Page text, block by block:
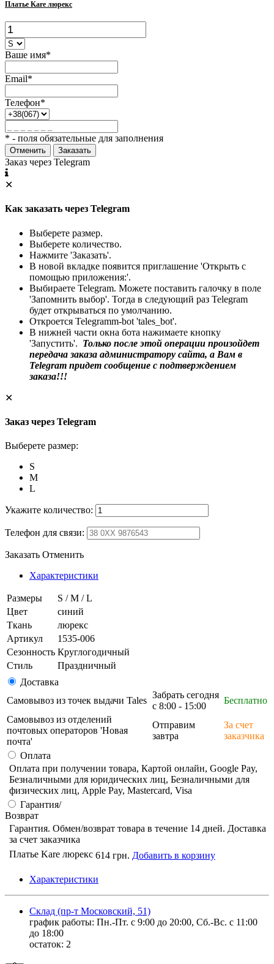
Платье Kare люрекс
Ваше имя*
Email*
Телефон*
* - поля обязательные для заполнения
Отменить Заказать
Заказ через Telegram
✕
Как заказать через Telegram
Выберете размер.
Выберете количество.
Нажмите 'Заказать'.
В новой вкладке появится приглашение 'Открыть с
помощью приложения:'.
Выбираете Telegram. Можете поставить галочку в поле
'Запомнить выбор'. Тогда в следующий раз Telegram
будет открываться по умолчанию.
Откроется Telegramm-bot 'tales_bot'.
В нижней части окна бота нажимаете кнопку
'Запустить'. Только после этой операции произойдет
передача заказа администратору сайта, а Вам в
Telegram придет сообщение с подтверждением
заказа!!!
✕
Заказ через Telegram
Выберете размер:
S
M
L
Укажите количество:
Телефон для связи:
Заказать Отменить
Характеристики
Размеры
S / M / L
Цвет
синий
Ткань
люрекс
Артикул
1535-006
Сезонность Круглогодичный
Стиль
Праздничный
Доставка
Самовывоз из точек выдачи Tales
Забрать сегодня
с 8:00 - 15:00
Бесплатно
Самовывоз из отделений
почтовых операторов 'Новая
почта'
Отправим
завтра
За счет
заказчика
Оплата
Оплата при получении товара, Картой онлайн, Google Pay,
Безналичными для юридических лиц, Безналичными для
физических лиц, Apple Pay, Mastercard, Visa
Гарантия/
Возврат
Гарантия. Обмен/возврат товара в течение 14 дней. Доставка
за счет заказчика
Платье Kare люрекс 614 грн. Добавить в корзину
Характеристики
Склад (пр-т Московский, 51)
график работы: Пн.-Пт. с 9:00 до 20:00, Сб.-Вс. с 11:00
до 18:00
остаток: 2